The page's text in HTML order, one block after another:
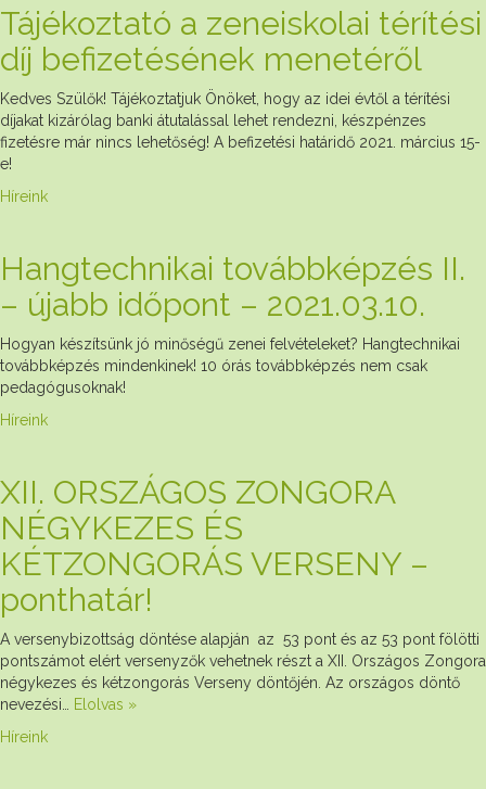
Tájékoztató a zeneiskolai térítési
díj befizetésének menetéről
Kedves Szülők! Tájékoztatjuk Önöket, hogy az idei évtől a térítési
díjakat kizárólag banki átutalással lehet rendezni, készpénzes
fizetésre már nincs lehetőség! A befizetési határidő 2021. március 15-
e!
Híreink
Hangtechnikai továbbképzés II.
– újabb időpont – 2021.03.10.
Hogyan készítsünk jó minőségű zenei felvételeket? Hangtechnikai
továbbképzés mindenkinek! 10 órás továbbképzés nem csak
pedagógusoknak!
Híreink
XII. ORSZÁGOS ZONGORA
NÉGYKEZES ÉS
KÉTZONGORÁS VERSENY –
ponthatár!
A versenybizottság döntése alapján az 53 pont és az 53 pont fölötti
pontszámot elért versenyzők vehetnek részt a XII. Országos Zongora
négykezes és kétzongorás Verseny döntőjén. Az országos döntő
nevezési… Elolvas »
Híreink